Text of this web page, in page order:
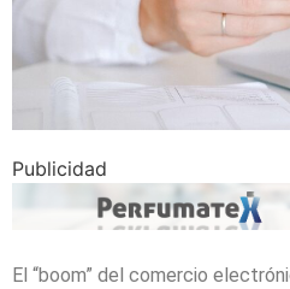
Publicidad
El “boom” del comercio